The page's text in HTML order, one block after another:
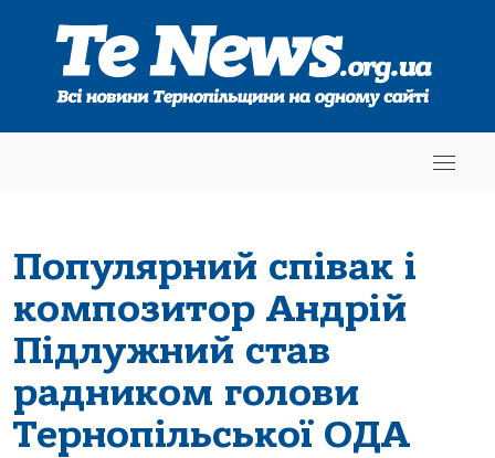
Популярний співак і
композитор Андрій
Підлужний став
радником голови
Тернопільської ОДА